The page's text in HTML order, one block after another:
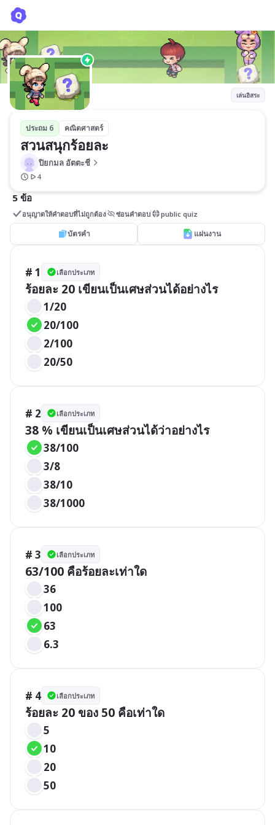
เล่นอิสระ
ประถม 6 คณิตศาสตร์
สวนสนุกร้อยละ
ปิยกมล อัตตะชี
4
5 ข้อ
อนุญาตให้คำตอบที่ไม่ถูกต้อง ซ่อนคำตอบ public quiz
บัตรคำ แผ่นงาน
# 1 เลือกประเภท
ร้อยละ 20 เขียนเป็นเศษส่วนได้อย่างไร
1/20
20/100
2/100
20/50
# 2 เลือกประเภท
38 % เขียนเป็นเศษส่วนได้ว่าอย่างไร
38/100
3/8
38/10
38/1000
# 3 เลือกประเภท
63/100 คือร้อยละเท่าใด
36
100
63
6.3
# 4 เลือกประเภท
ร้อยละ 20 ของ 50 คือเท่าใด
5
10
20
50